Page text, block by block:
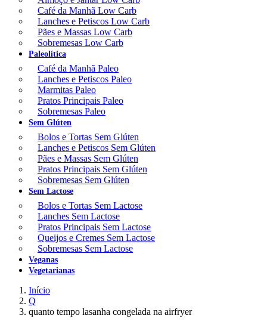
Café da Manhã Low Carb
Lanches e Petiscos Low Carb
Pães e Massas Low Carb
Sobremesas Low Carb
Paleolítica
Café da Manhã Paleo
Lanches e Petiscos Paleo
Marmitas Paleo
Pratos Principais Paleo
Sobremesas Paleo
Sem Glúten
Bolos e Tortas Sem Glúten
Lanches e Petiscos Sem Glúten
Pães e Massas Sem Glúten
Pratos Principais Sem Glúten
Sobremesas Sem Glúten
Sem Lactose
Bolos e Tortas Sem Lactose
Lanches Sem Lactose
Pratos Principais Sem Lactose
Queijos e Cremes Sem Lactose
Sobremesas Sem Lactose
Veganas
Vegetarianas
Início
Q
quanto tempo lasanha congelada na airfryer